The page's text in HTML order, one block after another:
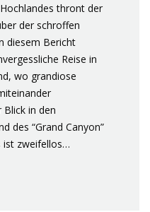
thront der
der schroffen
diesem Bericht
Reise in
wo grandiose
Blick in den
des “Grand Canyon”
ist zweifellos…